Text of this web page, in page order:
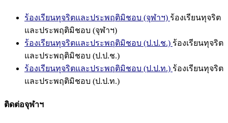
ร้องเรียนทุจริตและประพฤติมิชอบ (จุฬาฯ) ร้องเรียนทุจริต
และประพฤติมิชอบ (จุฬาฯ)
ร้องเรียนทุจริตและประพฤติมิชอบ (ป.ป.ช.) ร้องเรียนทุจริต
และประพฤติมิชอบ (ป.ป.ช.)
ร้องเรียนทุจริตและประพฤติมิชอบ (ป.ป.ท.) ร้องเรียนทุจริต
และประพฤติมิชอบ (ป.ป.ท.)
ติดต่อจุฬาฯ